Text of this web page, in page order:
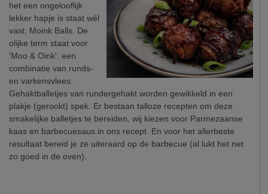
het een ongelooflijk
lekker hapje is staat wél
vast: Moink Balls. De
olijke term staat voor
'Moo & Oink': een
combinatie van runds-
en varkensvlees.
Gehaktballetjes van rundergehakt worden gewikkeld in een
plakje (gerookt) spek. Er bestaan talloze recepten om deze
smakelijke balletjes te bereiden, wij kiezen voor Parmezaanse
kaas en barbecuesaus in ons recept. En voor het allerbeste
resultaat bereid je ze uiteraard op de barbecue (al lukt het net
zo goed in de oven).